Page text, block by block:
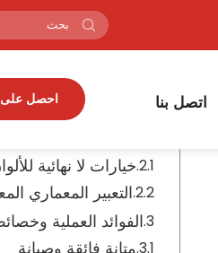
اتصل بنا احصل
جدول المحتويات
حوّل مساحاتك
الألومنيوم المركبة
خيارات لا نهائية
التعبير المعماري
الفوائد العملية
متانة فائقة وصيانة